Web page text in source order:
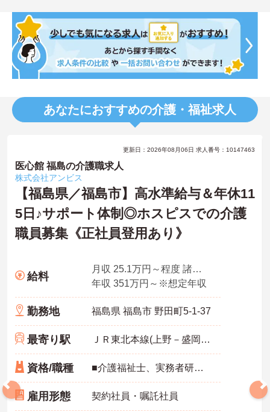
あなたにおすすめの介護・福祉求人
更新日：2026年08月06日 求人番号：10147463
医心館 福島の介護職求人
株式会社アンビス
【福島県／福島市】高水準給与＆年休11
5日♪サポート体制◎ホスピスでの介護
職員募集《正社員登用あり》
給料
月収 25.1万円～程度 諸手当込・夜勤4回/月想定
年収 351万円～※想定年収
勤務地 福島県 福島市 野田町5-1-37
最寄り駅 ＪＲ東北本線(上野－盛岡)「福島(福島)駅」バス・車5分
資格/職種 ■介護福祉士、実務者研修、初任者研修 いずれか ※特養、老健、病院、有老などの実務経験1年以上ある方 ※身体介護の経験年以上ある方、機械浴の使用の経験のある方歓迎
雇用形態 契約社員・嘱託社員